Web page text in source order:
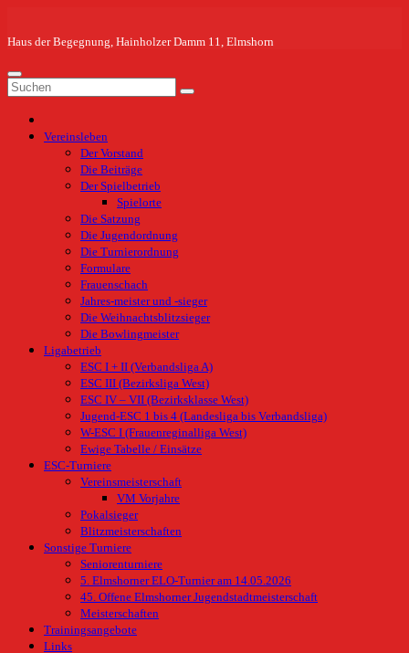
springen
Haus der Begegnung, Hainholzer Damm 11, Elmshorn
Vereinsleben
Der Vorstand
Die Beiträge
Der Spielbetrieb
Spielorte
Die Satzung
Die Jugendordnung
Die Turnierordnung
Formulare
Frauenschach
Jahres-meister und -sieger
Die Weihnachtsblitzsieger
Die Bowlingmeister
Ligabetrieb
ESC I + II (Verbandsliga A)
ESC III (Bezirksliga West)
ESC IV – VII (Bezirksklasse West)
Jugend-ESC 1 bis 4 (Landesliga bis Verbandsliga)
W-ESC I (Frauenreginalliga West)
Ewige Tabelle / Einsätze
ESC-Turniere
Vereinsmeisterschaft
VM Vorjahre
Pokalsieger
Blitzmeisterschaften
Sonstige Turniere
Seniorenturniere
5. Elmshorner ELO-Turnier am 14.05.2026
45. Offene Elmshorner Jugendstadtmeisterschaft
Meisterschaften
Trainingsangebote
Links